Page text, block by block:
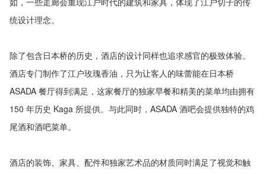
统设计理念。
除了包含日本桥的历史，酒店的设计同样也追求感官的极致体验。
酒店专门制作了江户玫瑰香油，只为让客人的味蕾能在日本桥
ASADA 餐厅得到满足，这家餐厅的独家早餐和精美的菜单均由拥有
150 年历史 Kaga 所提供。与此同时，ASADA 酒吧会提供独特的鸡
尾酒和酒吧菜单。
酒店的装饰、家具、配件和独家艺术品的材质同时满足了视觉和触